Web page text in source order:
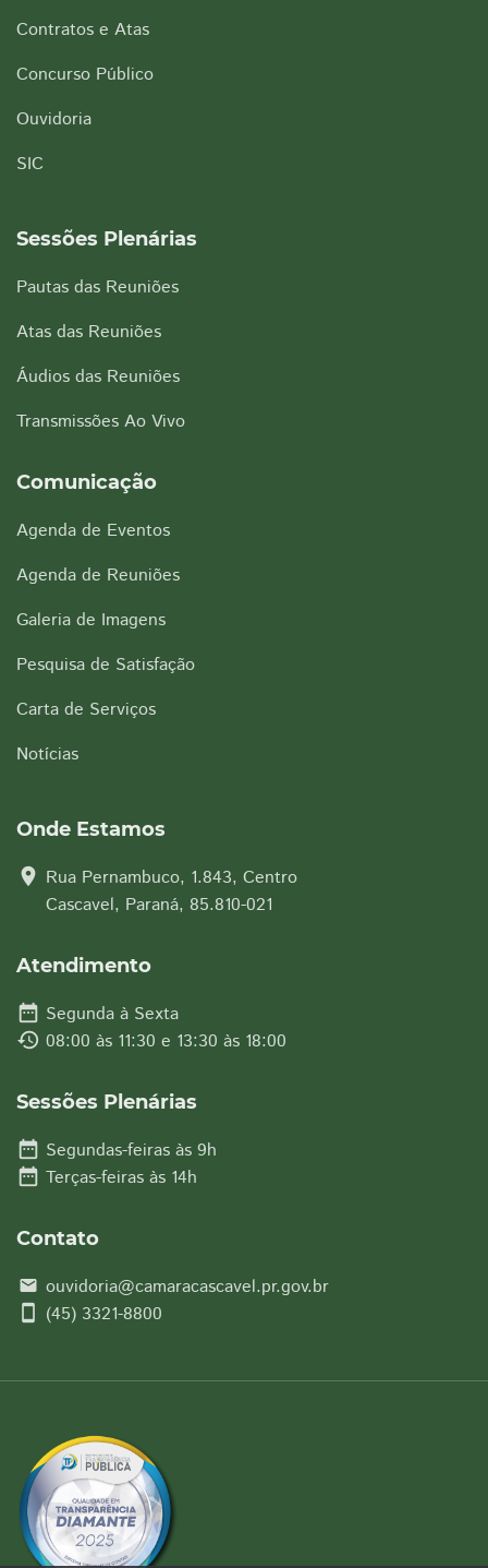
Contratos e Atas
Concurso Público
Ouvidoria
SIC
Sessões Plenárias
Pautas das Reuniões
Atas das Reuniões
Áudios das Reuniões
Transmissões Ao Vivo
Comunicação
Agenda de Eventos
Agenda de Reuniões
Galeria de Imagens
Pesquisa de Satisfação
Carta de Serviços
Notícias
Onde Estamos
location_on Rua Pernambuco, 1.843, Centro
Cascavel, Paraná, 85.810-021
Atendimento
date_range Segunda à Sexta
history 08:00 às 11:30 e 13:30 às 18:00
Sessões Plenárias
date_range Segundas-feiras às 9h
date_range Terças-feiras às 14h
Contato
email ouvidoria@camaracascavel.pr.gov.br
smartphone (45) 3321-8800